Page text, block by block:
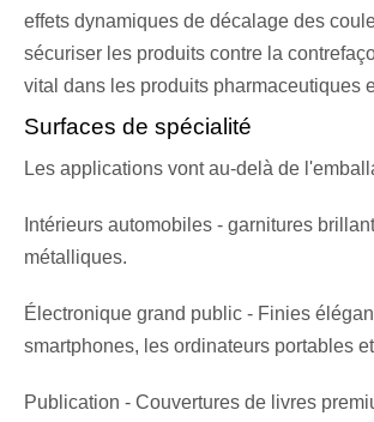
effets dynamiques de décalage des
sécuriser les produits contre la
vital dans les produits pharmaceutiques
Surfaces de spécialité
Les applications vont au-delà de
Intérieurs automobiles - garnitures
métalliques.
Électronique grand public - Finies
smartphones, les ordinateurs portables
Publication - Couvertures de livres